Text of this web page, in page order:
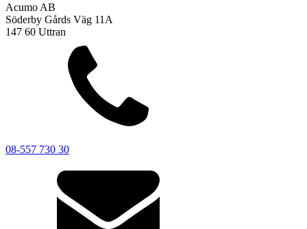
Acumo AB
Söderby Gårds Väg 11A
147 60 Uttran
08-557 730 30